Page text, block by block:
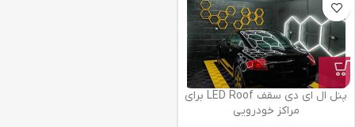
پنل ال ای دی سقف LED Roof برای
مراکز خودرویی